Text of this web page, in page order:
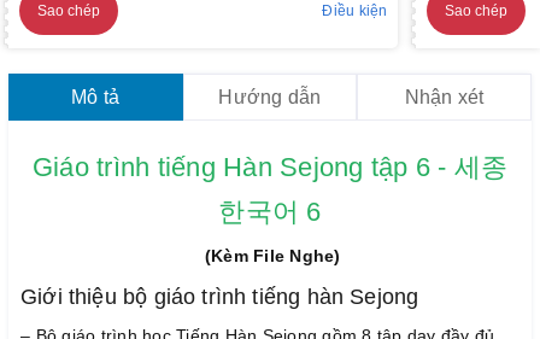
Sao chép Điều kiện Sao chép
Mô tả Hướng dẫn Nhận xét
Giáo trình tiếng Hàn Sejong tập 6 - 세종
한국어 6
(Kèm File Nghe)
Giới thiệu bộ giáo trình tiếng hàn Sejong
– Bộ giáo trình học Tiếng Hàn Sejong gồm 8 tập dạy đầy đủ